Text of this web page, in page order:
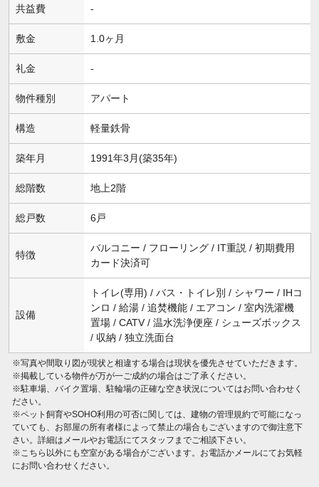
共益費 -
敷金 1.0ヶ月
礼金 -
物件種別 アパート
構造 軽量鉄骨
築年月 1991年3月(築35年)
総階数 地上2階
総戸数 6戸
特徴
バルコニー / フローリング / IT重説 / 初期費用
カード決済可
設備
トイレ(専用) / バス・トイレ別 / シャワー / IHコ
ンロ / 給湯 / 追焚機能 / エアコン / 室内洗濯機
置場 / CATV / 温水洗浄便座 / シューズボックス
/ 収納 / 独立洗面台
※写真や間取り図が現状と相違する場合は現状を優先させていただきます。
※掲載している物件が万が一ご成約の場合はご了承ください。
※駐車場、バイク置場、駐輪場の正確な空き状況についてはお問い合わせく
ださい。
※ペット飼育やSOHO利用の可否に関しては、建物の管理規約で可能になっ
ていても、お部屋の所有者様によって禁止の場合もございますので御注意下
さい。詳細はメールやお電話にてスタッフまでご相談下さい。
※こちら以外にも空室がある場合がございます。お電話かメールにてお気軽
にお問い合わせください。